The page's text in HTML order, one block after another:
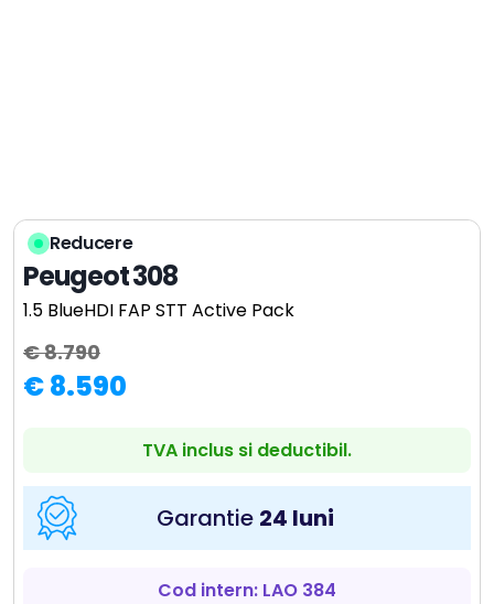
Reducere
Peugeot 308
1.5 BlueHDI FAP STT Active Pack
€ 8.790
€ 8.590
TVA inclus si deductibil.
Garantie 24 luni
Cod intern: LAO 384